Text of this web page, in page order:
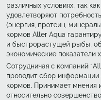
различных условиях, так
удовлетворяют
(энергия, протеин,
кормов Aller Aqua
и быстрорастущей рыбы,
экономические показатели
Сотрудничая с компаний
проводит сбор информации
кормов. Принимает мнения
относительно